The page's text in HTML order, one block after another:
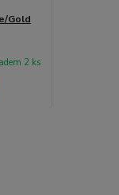
Gold
2 ks